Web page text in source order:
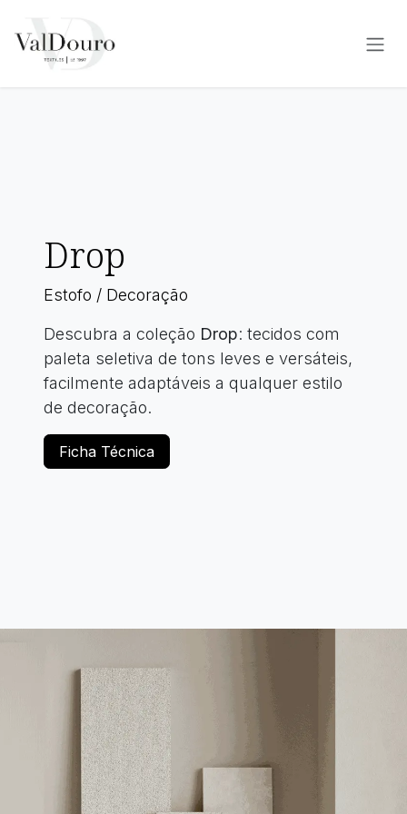
Drop
Estofo / Decoração
Descubra a coleção Drop: tecidos com
paleta seletiva de tons leves e versáteis,
facilmente adaptáveis a qualquer estilo
de decoração.
Ficha Técnica